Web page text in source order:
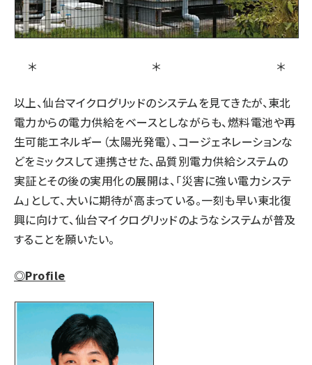
＊ ＊ ＊
以上、仙台マイクログリッドのシステムを見てきたが、東北
電力からの電力供給をベースとしながらも、燃料電池や再
生可能エネルギー（太陽光発電）、コージェネレーションな
どをミックスして連携させた、品質別電力供給システムの
実証とその後の実用化の展開は、「災害に強い電力システ
ム」として、大いに期待が高まっている。一刻も早い東北復
興に向けて、仙台マイクログリッドのようなシステムが普及
することを願いたい。
◎Profile